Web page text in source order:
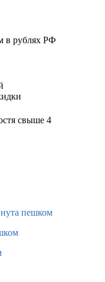
в рублях РФ
свыше 4
пешком